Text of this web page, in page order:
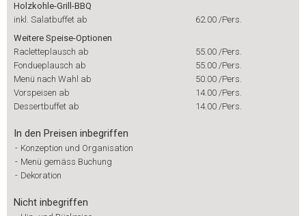
Holzkohle-Grill-BBQ
inkl. Salatbuffet ab
62.00 /Pers.
Weitere Speise-Optionen
Racletteplausch ab
55.00 /Pers.
Fondueplausch ab
55.00 /Pers.
Menü nach Wahl ab
50.00 /Pers.
Vorspeisen ab
14.00 /Pers.
Dessertbuffet ab
14.00 /Pers.
In den Preisen inbegriffen
- Konzeption und Organisation
- Menü gemäss Buchung
- Dekoration
Nicht inbegriffen